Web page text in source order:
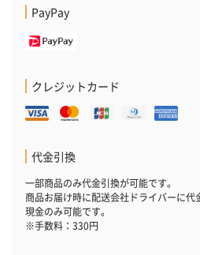
かき氷入浴剤4点セット
ハンドタオル・ハンカチ
ハンドタオル・ハンカチを同梱して
の＋αにおすすめです。
PayPay
クレジットカード
代金引換
一部商品のみ代金引換が可能です。
商品お届け時に配送会社ドライバーに
現金のみ可能です。
※手数料：330円